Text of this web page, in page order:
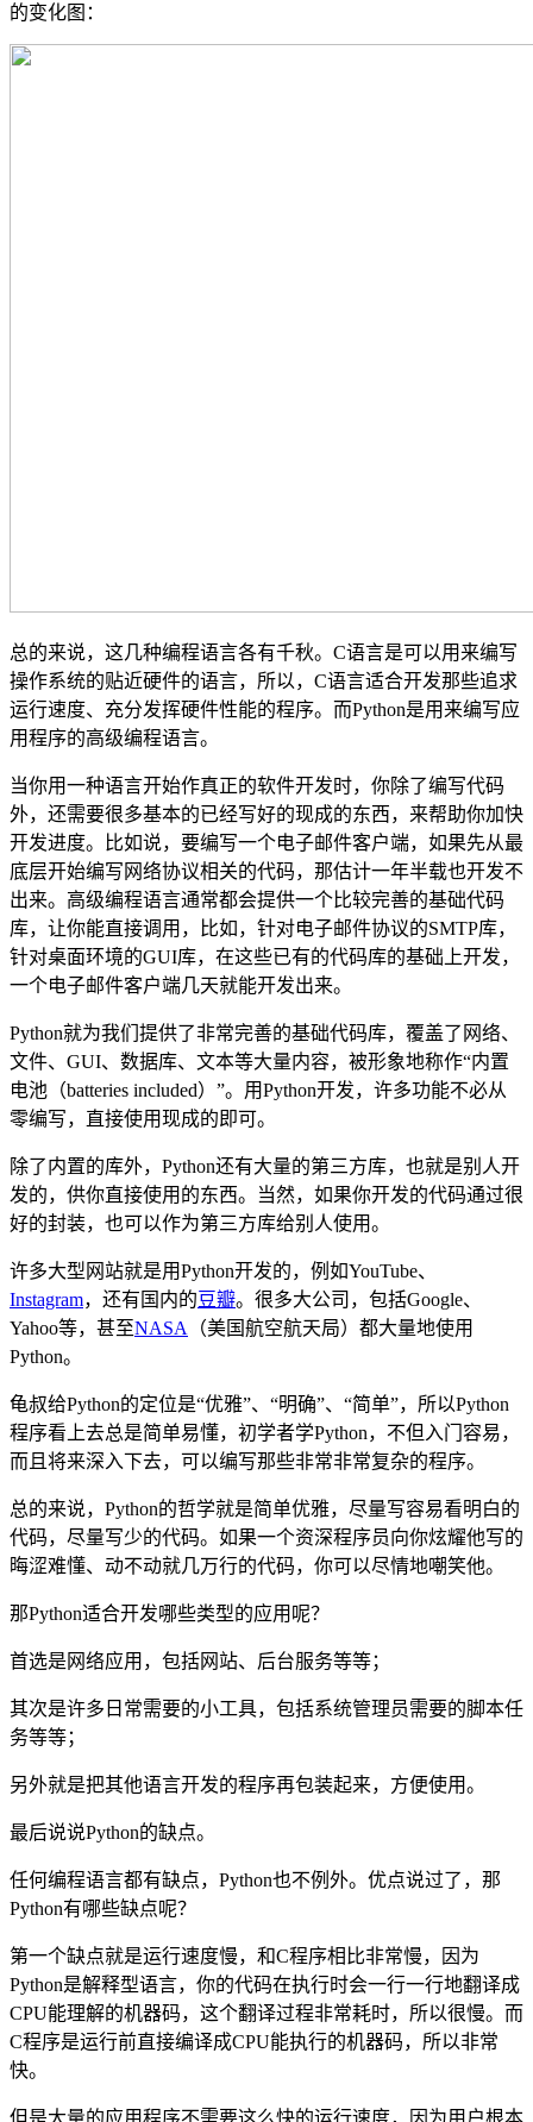
的变化图：
总的来说，这几种编程语言各有千秋。C语言是可以用来编写
操作系统的贴近硬件的语言，所以，C语言适合开发那些追求
运行速度、充分发挥硬件性能的程序。而Python是用来编写应
用程序的高级编程语言。
当你用一种语言开始作真正的软件开发时，你除了编写代码
外，还需要很多基本的已经写好的现成的东西，来帮助你加快
开发进度。比如说，要编写一个电子邮件客户端，如果先从最
底层开始编写网络协议相关的代码，那估计一年半载也开发不
出来。高级编程语言通常都会提供一个比较完善的基础代码
库，让你能直接调用，比如，针对电子邮件协议的SMTP库，
针对桌面环境的GUI库，在这些已有的代码库的基础上开发，
一个电子邮件客户端几天就能开发出来。
Python就为我们提供了非常完善的基础代码库，覆盖了网络、
文件、GUI、数据库、文本等大量内容，被形象地称作“内置
电池（batteries included）”。用Python开发，许多功能不必从
零编写，直接使用现成的即可。
除了内置的库外，Python还有大量的第三方库，也就是别人开
发的，供你直接使用的东西。当然，如果你开发的代码通过很
好的封装，也可以作为第三方库给别人使用。
许多大型网站就是用Python开发的，例如YouTube、
Instagram，还有国内的豆瓣。很多大公司，包括Google、
Yahoo等，甚至NASA
（美国航空航天局）都大量地使用
Python。
龟叔给Python的定位是“优雅”、“明确”、“简单”，所以Python
程序看上去总是简单易懂，初学者学Python，不但入门容易，
而且将来深入下去，可以编写那些非常非常复杂的程序。
总的来说，Python的哲学就是简单优雅，尽量写容易看明白的
代码，尽量写少的代码。如果一个资深程序员向你炫耀他写的
晦涩难懂、动不动就几万行的代码，你可以尽情地嘲笑他。
那Python适合开发哪些类型的应用呢？
首选是网络应用，包括网站、后台服务等等；
其次是许多日常需要的小工具，包括系统管理员需要的脚本任
务等等；
另外就是把其他语言开发的程序再包装起来，方便使用。
最后说说Python的缺点。
任何编程语言都有缺点，Python也不例外。优点说过了，那
Python有哪些缺点呢？
第一个缺点就是运行速度慢，和C程序相比非常慢，因为
Python是解释型语言，你的代码在执行时会一行一行地翻译成
CPU能理解的机器码，这个翻译过程非常耗时，所以很慢。而
C程序是运行前直接编译成CPU能执行的机器码，所以非常
快。
但是大量的应用程序不需要这么快的运行速度，因为用户根本